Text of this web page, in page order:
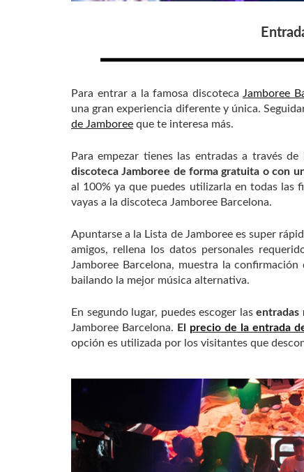
Para entrar a la famosa discoteca Jamboree
una gran experiencia diferente y única.
de Jamboree que te interesa más.
Para empezar tienes las entradas a través de
discoteca Jamboree de forma gratuita o con
al 100% ya que puedes utilizarla en todas las
vayas a la discoteca Jamboree Barcelona.
Apuntarse a la Lista de Jamboree es super
amigos, rellena los datos personales
Jamboree Barcelona, muestra la
bailando la mejor música alternativa.
En segundo lugar, puedes escoger lasentradas
Jamboree Barcelona. El precio de la entrada
opción es utilizada por los visitantes que